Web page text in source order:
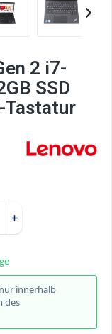
2 i7-
SSD
Tastatur
innerhalb
des